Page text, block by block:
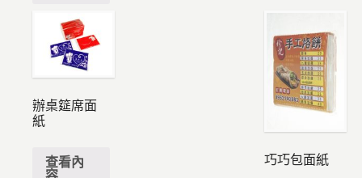
辦桌筵席面
紙
查看內
容
巧巧包面紙